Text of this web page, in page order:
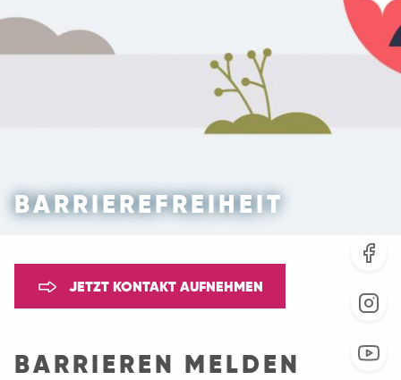
BARRIEREFREIHEIT
JETZT KONTAKT AUFNEHMEN
BARRIEREN MELDEN